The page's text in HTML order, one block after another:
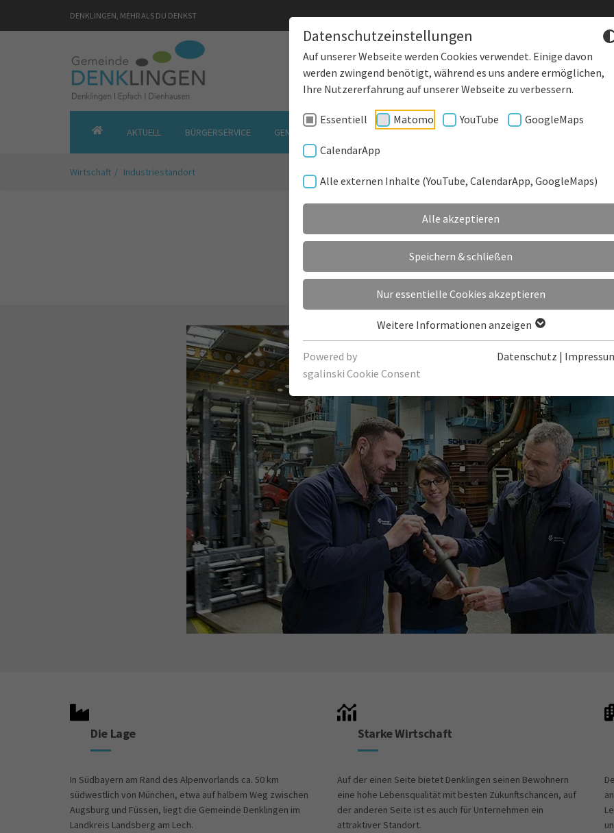
Datenschutzeinstellungen
Auf unserer Webseite werden Cookies verwendet. Einige davon
werden zwingend benötigt, während es uns andere ermöglichen,
Ihre Nutzererfahrung auf unserer Webseite zu verbessern.
Essentiell Matomo YouTube GoogleMaps
CalendarApp
Alle externen Inhalte (YouTube, CalendarApp, GoogleMaps)
Alle akzeptieren
Speichern & schließen
Nur essentielle Cookies akzeptieren
Weitere Informationen anzeigen
Powered by
sgalinski Cookie Consent
Datenschutz |
DENKLINGEN, MEHR ALS DU DENKST
GEMEINDEAKTUELL BÜRGERSERVICE GEMEINDEORGANE GEMEINDE EINRICHTUNGEN
Wirtschaft Industriestandort
WACHSENDER
NATURNAH UND DOCH MITTENDRIN
Die Lage
In Südbayern am Rand des Alpenvorlands ca. 50 km
südwestlich von München, etwa auf halbem Weg zwischen
Augsburg und Füssen, liegt die Gemeinde Denklingen im
Landkreis Landsberg am Lech.
Starke Wirtschaft
Auf der einen Seite bietet Denklingen seinen Bewohnern
eine hohe Lebensqualität mit besten Zukunftschancen, auf
der anderen Seite ist es auch für Unternehmen ein
attraktiver Standort.